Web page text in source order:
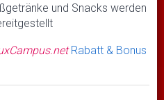
und Snacks werden
Rabatt & Bonus